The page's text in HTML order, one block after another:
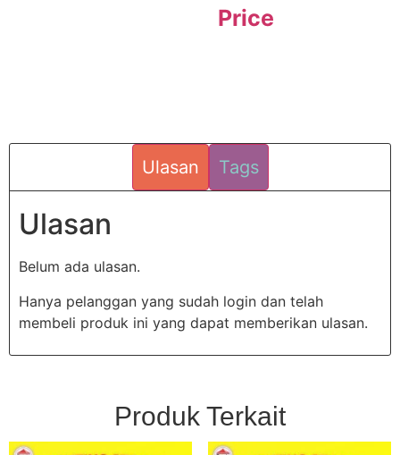
Price
Ulasan Tags
Ulasan
Belum ada ulasan.
Hanya pelanggan yang sudah login dan telah
membeli produk ini yang dapat memberikan ulasan.
Produk Terkait